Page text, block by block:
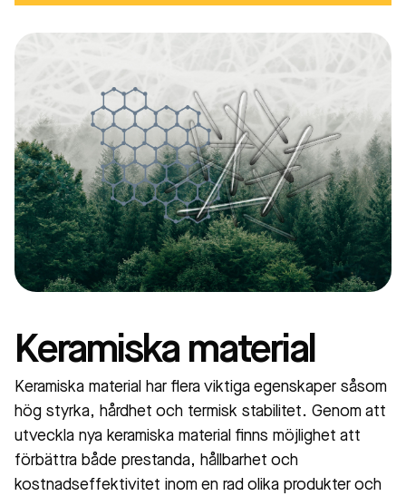
Keramiska material
Keramiska material har flera viktiga egenskaper såsom
hög styrka, hårdhet och termisk stabilitet. Genom att
utveckla nya keramiska material finns möjlighet att
förbättra både prestanda, hållbarhet och
kostnadseffektivitet inom en rad olika produkter och